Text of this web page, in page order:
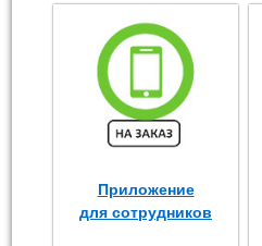
Приложение
для сотрудников